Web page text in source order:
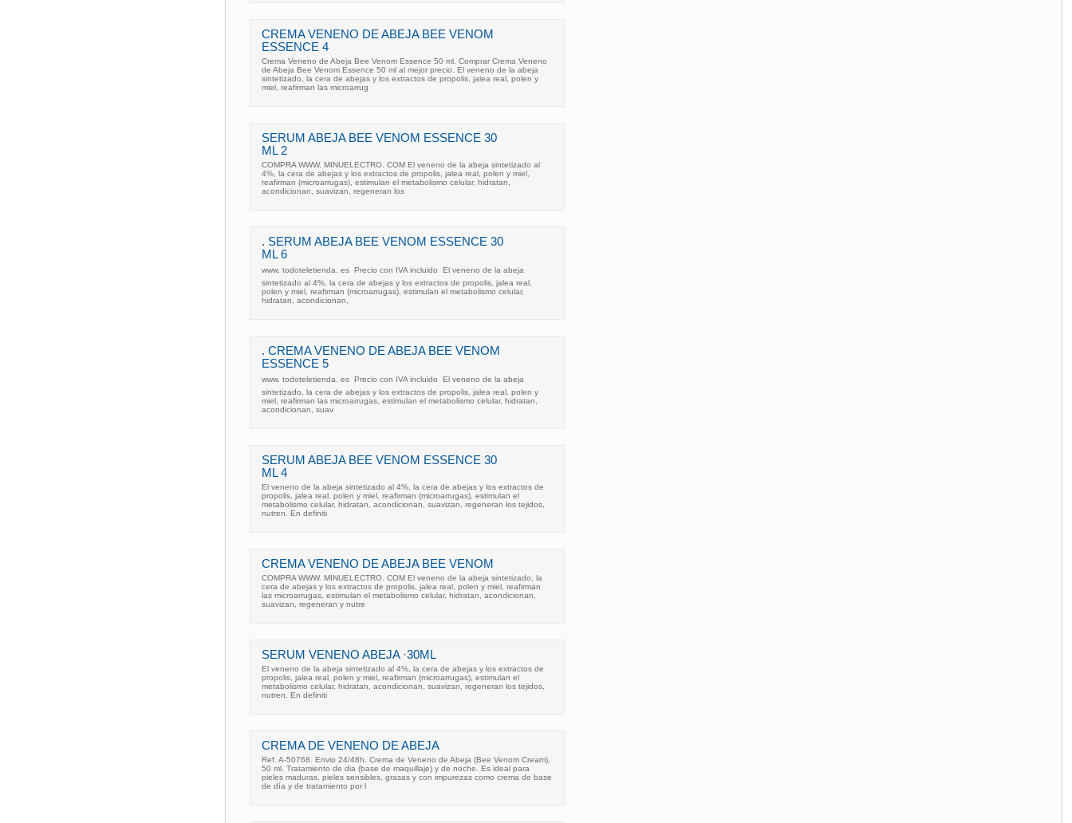
CREMA VENENO DE ABEJA BEE VENOM
ESSENCE 4
Crema Veneno de Abeja Bee Venom Essence 50 ml. Comprar Crema Veneno
de Abeja Bee Venom Essence 50 ml al mejor precio. El veneno de la abeja
sintetizado, la cera de abejas y los extractos de propolis, jalea real, polen y
miel, reafirman las microarrug
SERUM ABEJA BEE VENOM ESSENCE 30
ML 2
COMPRA WWW. MINUELECTRO. COM El veneno de la abeja sintetizado al
4%, la cera de abejas y los extractos de propolis, jalea real, polen y miel,
reafirman (microarrugas), estimulan el metabolismo celular, hidratan,
acondicionan, suavizan, regeneran los
. SERUM ABEJA BEE VENOM ESSENCE 30
ML 6
www. todoteletienda. es  Precio con IVA incluido  El veneno de la abeja
sintetizado al 4%, la cera de abejas y los extractos de propolis, jalea real,
polen y miel, reafirman (microarrugas), estimulan el metabolismo celular,
hidratan, acondicionan,
. CREMA VENENO DE ABEJA BEE VENOM
ESSENCE 5
www. todoteletienda. es  Precio con IVA incluido  El veneno de la abeja
sintetizado, la cera de abejas y los extractos de propolis, jalea real, polen y
miel, reafirman las microarrugas, estimulan el metabolismo celular, hidratan,
acondicionan, suav
SERUM ABEJA BEE VENOM ESSENCE 30
ML 4
El veneno de la abeja sintetizado al 4%, la cera de abejas y los extractos de
propolis, jalea real, polen y miel, reafirman (microarrugas), estimulan el
metabolismo celular, hidratan, acondicionan, suavizan, regeneran los tejidos,
nutren. En definiti
CREMA VENENO DE ABEJA BEE VENOM
COMPRA WWW. MINUELECTRO. COM El veneno de la abeja sintetizado, la
cera de abejas y los extractos de propolis, jalea real, polen y miel, reafirman
las microarrugas, estimulan el metabolismo celular, hidratan, acondicionan,
suavizan, regeneran y nutre
SERUM VENENO ABEJA ·30ML
El veneno de la abeja sintetizado al 4%, la cera de abejas y los extractos de
propolis, jalea real, polen y miel, reafirman (microarrugas), estimulan el
metabolismo celular, hidratan, acondicionan, suavizan, regeneran los tejidos,
nutren. En definiti
CREMA DE VENENO DE ABEJA
Ref. A-50768. Envio 24/48h. Crema de Veneno de Abeja (Bee Venom Cream),
50 ml. Tratamiento de dia (base de maquillaje) y de noche. Es ideal para
pieles maduras, pieles sensibles, grasas y con impurezas como crema de base
de día y de tratamiento por l